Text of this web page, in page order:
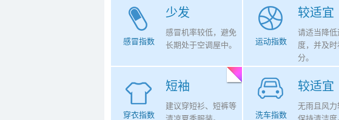
少发
感冒指数
感冒机率较低，避免
长期处于空调屋中。
较适宜
运动指数
请适当降低
度，并及
分。
短袖
穿衣指数
建议穿短衫、短裤等
较适宜
洗车指数
无雨且风力